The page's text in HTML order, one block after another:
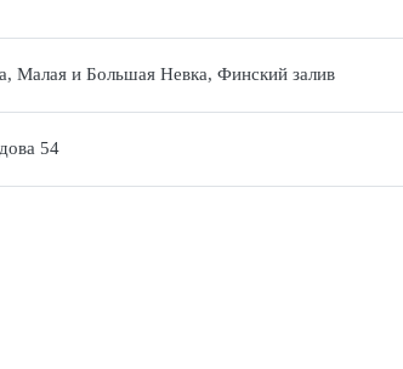
Малая и Большая Невка, Финский залив
54